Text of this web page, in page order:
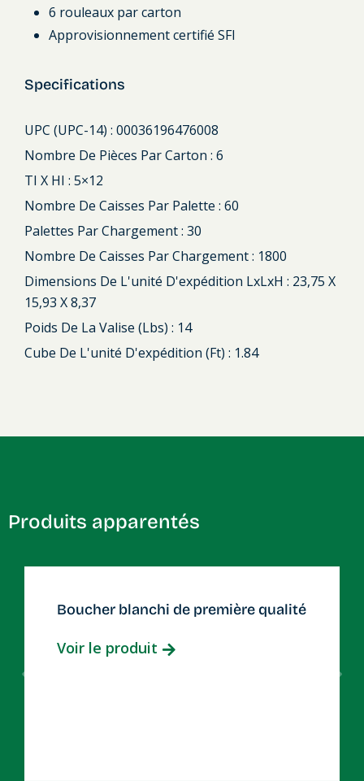
6 rouleaux par carton
Approvisionnement certifié SFI
Specifications
UPC (UPC-14) : 00036196476008
Nombre De Pièces Par Carton : 6
TI X HI : 5×12
Nombre De Caisses Par Palette : 60
Palettes Par Chargement : 30
Nombre De Caisses Par Chargement : 1800
Dimensions De L'unité D'expédition LxLxH : 23,75 X
15,93 X 8,37
Poids De La Valise (lbs) : 14
Cube De L'unité D'expédition (ft) : 1.84
Produits apparentés
Boucher blanchi de première qualité
Voir le produit